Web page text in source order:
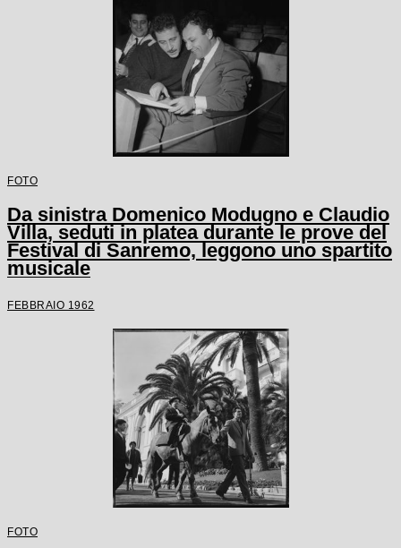
FOTO
Da sinistra Domenico Modugno e Claudio
Villa, seduti in platea durante le prove del
Festival di Sanremo, leggono uno spartito
musicale
FEBBRAIO 1962
FOTO